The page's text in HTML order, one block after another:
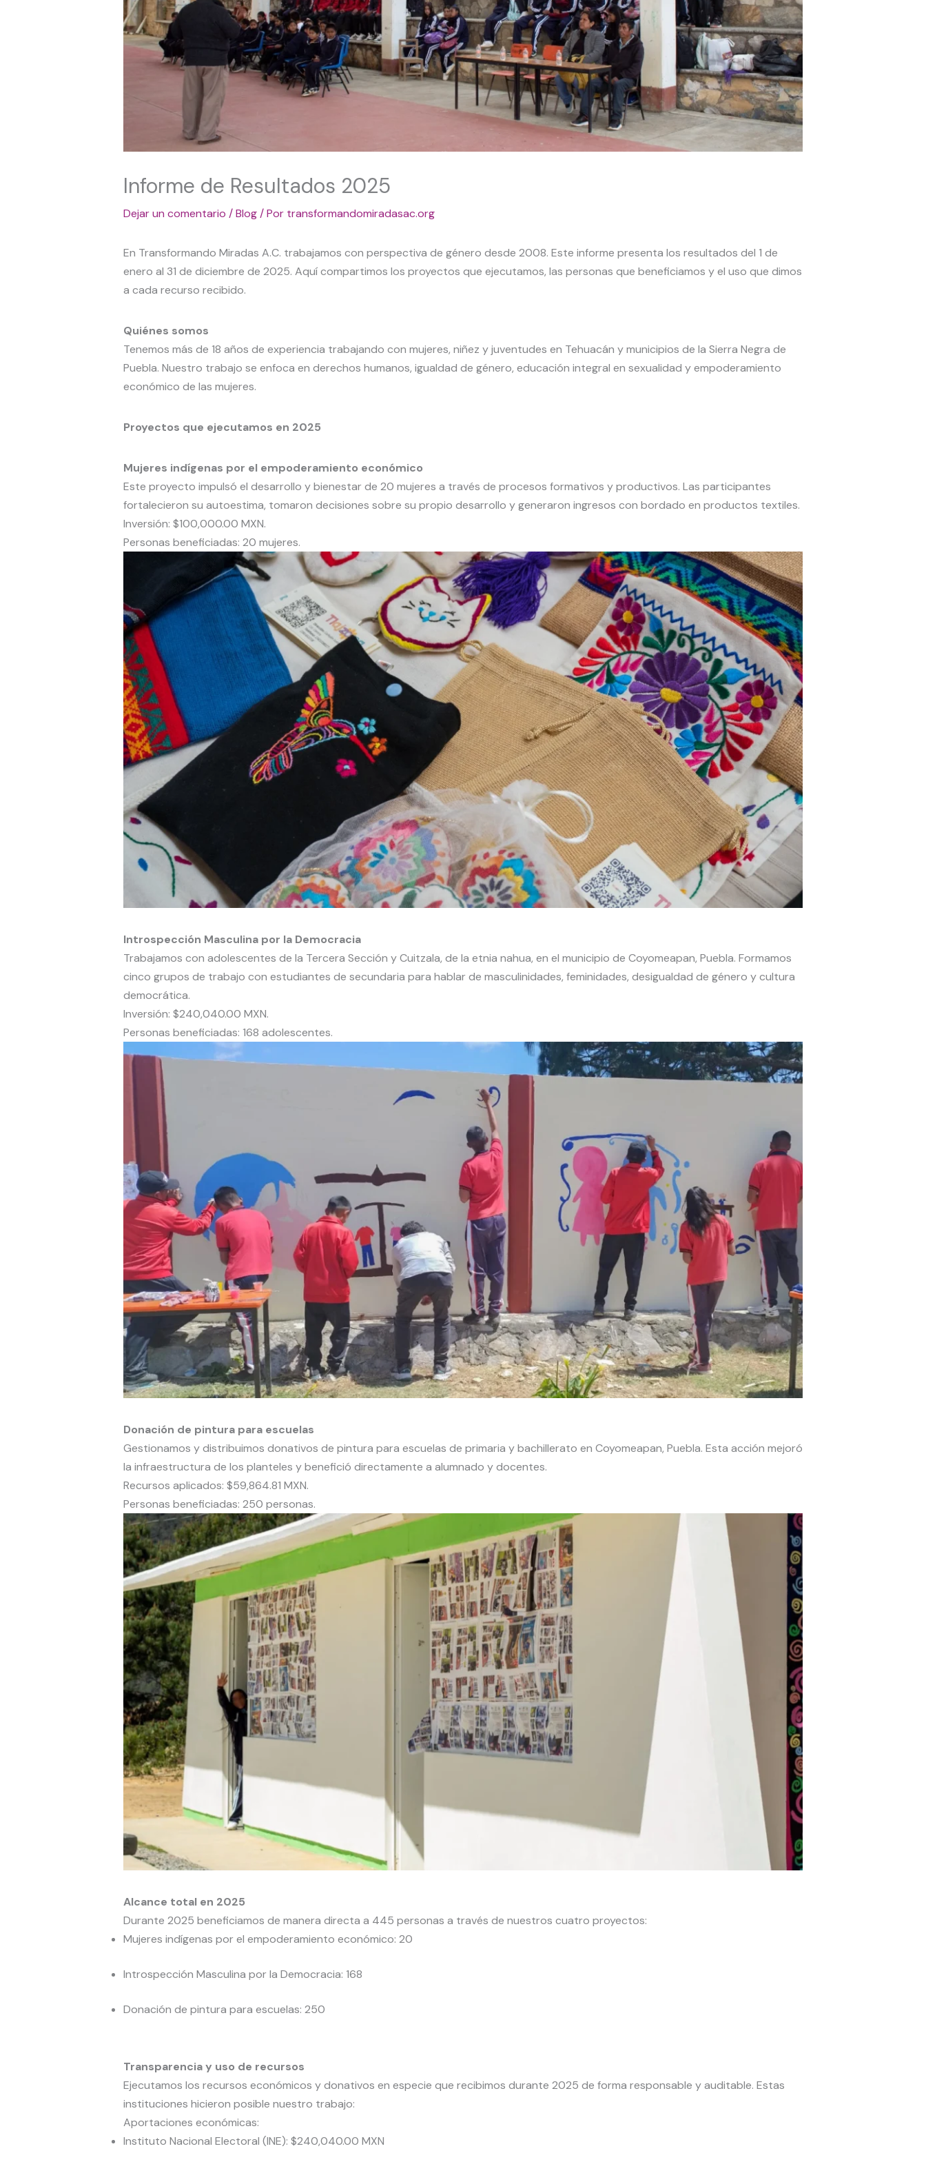
Informe de Resultados 2025
Dejar un comentario /Blog/ Por transformandomiradasac.org
En Transformando Miradas A.C. trabajamos con perspectiva de género desde 2008. Este informe presenta los resultados del 1 de
enero al 31 de diciembre de 2025. Aquí compartimos los proyectos que ejecutamos, las personas que beneficiamos y el uso que dimos
a cada recurso recibido.
Quiénes somos
Tenemos más de 18 años de experiencia trabajando con mujeres, niñez y juventudes en Tehuacán y municipios de la Sierra Negra de
Puebla. Nuestro trabajo se enfoca en derechos humanos, igualdad de género, educación integral en sexualidad y empoderamiento
económico de las mujeres.
Proyectos que ejecutamos en 2025
Mujeres indígenas por el empoderamiento económico
Este proyecto impulsó el desarrollo y bienestar de 20 mujeres a través de procesos formativos y productivos. Las participantes
fortalecieron su autoestima, tomaron decisiones sobre su propio desarrollo y generaron ingresos con bordado en productos textiles.
Inversión: $100,000.00 MXN.
Personas beneficiadas: 20 mujeres.
Introspección Masculina por la Democracia
Trabajamos con adolescentes de la Tercera Sección y Cuitzala, de la etnia nahua, en el municipio de Coyomeapan, Puebla. Formamos
cinco grupos de trabajo con estudiantes de secundaria para hablar de masculinidades, feminidades, desigualdad de género y cultura
democrática.
Inversión: $240,040.00 MXN.
Personas beneficiadas: 168 adolescentes.
Donación de pintura para escuelas
Gestionamos y distribuimos donativos de pintura para escuelas de primaria y bachillerato en Coyomeapan, Puebla. Esta acción mejoró
la infraestructura de los planteles y benefició directamente a alumnado y docentes.
Recursos aplicados: $59,864.81 MXN.
Personas beneficiadas: 250 personas.
Alcance total en 2025
Durante 2025 beneficiamos de manera directa a 445 personas a través de nuestros cuatro proyectos:
Mujeres indígenas por el empoderamiento económico: 20
Introspección Masculina por la Democracia: 168
Donación de pintura para escuelas: 250
Transparencia y uso de recursos
Ejecutamos los recursos económicos y donativos en especie que recibimos durante 2025 de forma responsable y auditable. Estas
instituciones hicieron posible nuestro trabajo:
Aportaciones económicas:
Instituto Nacional Electoral (INE): $240,040.00 MXN